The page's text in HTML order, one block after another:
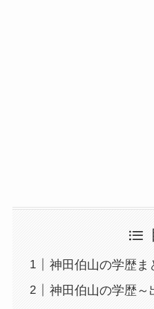
神田伯山の学歴ま
神田伯山の学歴～